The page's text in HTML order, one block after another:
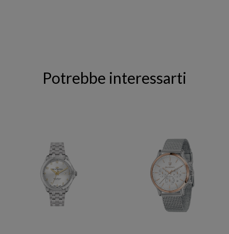
Potrebbe interessarti